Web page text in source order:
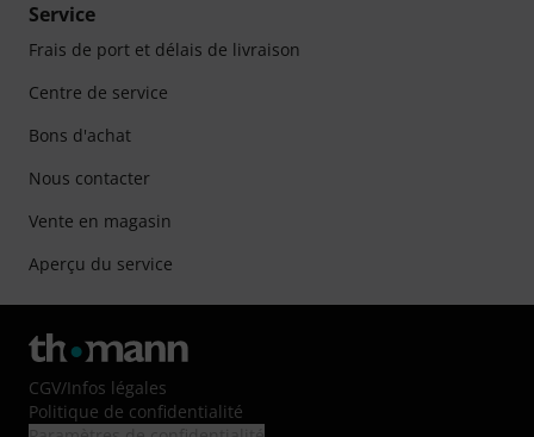
Service
Frais de port et délais de livraison
Centre de service
Bons d'achat
Nous contacter
Vente en magasin
Aperçu du service
CGV/Infos légales
Politique de confidentialité